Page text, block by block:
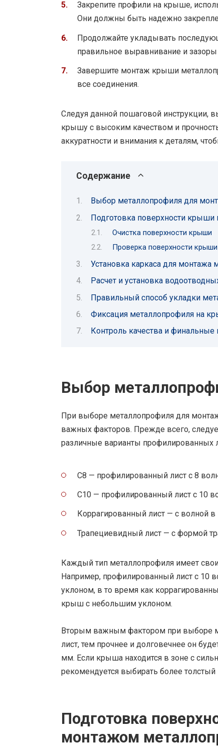
Закрепите профили на крыше,
Они должны быть надежно
Продолжайте укладывать
правильное выравнивание и
Завершите монтаж крыши
все соединения.
Следуя данной пошаговой инструкции,
крышу с высоким качеством и
аккуратности и внимания к деталям,
Содержание
Выбор металлопрофиля для
Подготовка поверхности
Очистка поверхности крыши
Проверка поверхности крыши
Установка каркаса для
Расчет и установка
Правильный способ укладки
Фиксация металлопрофиля на
Контроль качества и
Выбор
При выборе металлопрофиля для
важных факторов. Прежде всего,
различные варианты профилированных
С8 — профилированный лист с 8
С10 — профилированный лист с 10
Коррагированный лист — с волной в
Трапециевидный лист — с формой
Каждый тип металлопрофиля имеет
Например, профилированный лист с 10
уклоном, в то время как
крыш с небольшим уклоном.
Вторым важным фактором при выборе
лист, тем прочнее и долговечнее он
мм. Если крыша находится в зоне с
рекомендуется выбирать более
Подготовка
монтажом